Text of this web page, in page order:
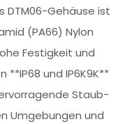
DTM06-Gehäuse ist
(PA66) Nylon
Festigkeit und
**IP68 und IP6K9K**
Staub-
Umgebungen und